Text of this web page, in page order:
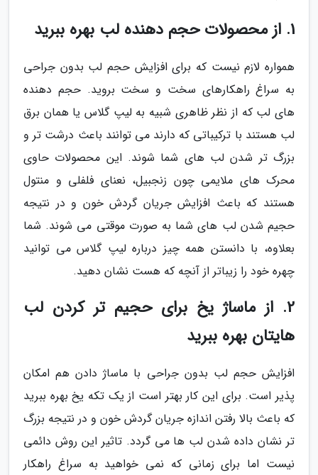
1. از محصولات حجم دهنده لب بهره ببرید
همواره لازم نیست که برای افزایش حجم لب بدون جراحی
به سراغ راهکارهای سخت و سخت بروید. حجم دهنده
های لب که از نظر ظاهری شبیه به لیپ گلاس یا همان برق
لب هستند با ترکیباتی که دارند می توانند باعث درشت تر و
بزرگ تر شدن لب های شما شوند. این محصولات حاوی
محرک های ملایمی چون زنجبیل، نعنای فلفلی و منتول
هستند که باعث افزایش جریان گردش خون و در نتیجه
حجیم شدن لب های شما به صورت موقتی می شوند. شما
بعلاوه، با دانستن همه چیز درباره لیپ گلاس می توانید
چهره خود را زیباتر از آنچه که هست نشان دهید.
2. از ماساژ یخ برای حجیم تر کردن لب
هایتان بهره ببرید
افزایش حجم لب بدون جراحی با ماساژ دادن هم امکان
پذیر است. برای این کار بهتر است از یک تکه یخ بهره ببرید
که باعث بالا رفتن اندازه جریان گردش خون و در نتیجه بزرگ
تر نشان داده شدن لب ها می گردد. تاثیر این روش دائمی
نیست اما برای زمانی که نمی خواهید به سراغ راهکار